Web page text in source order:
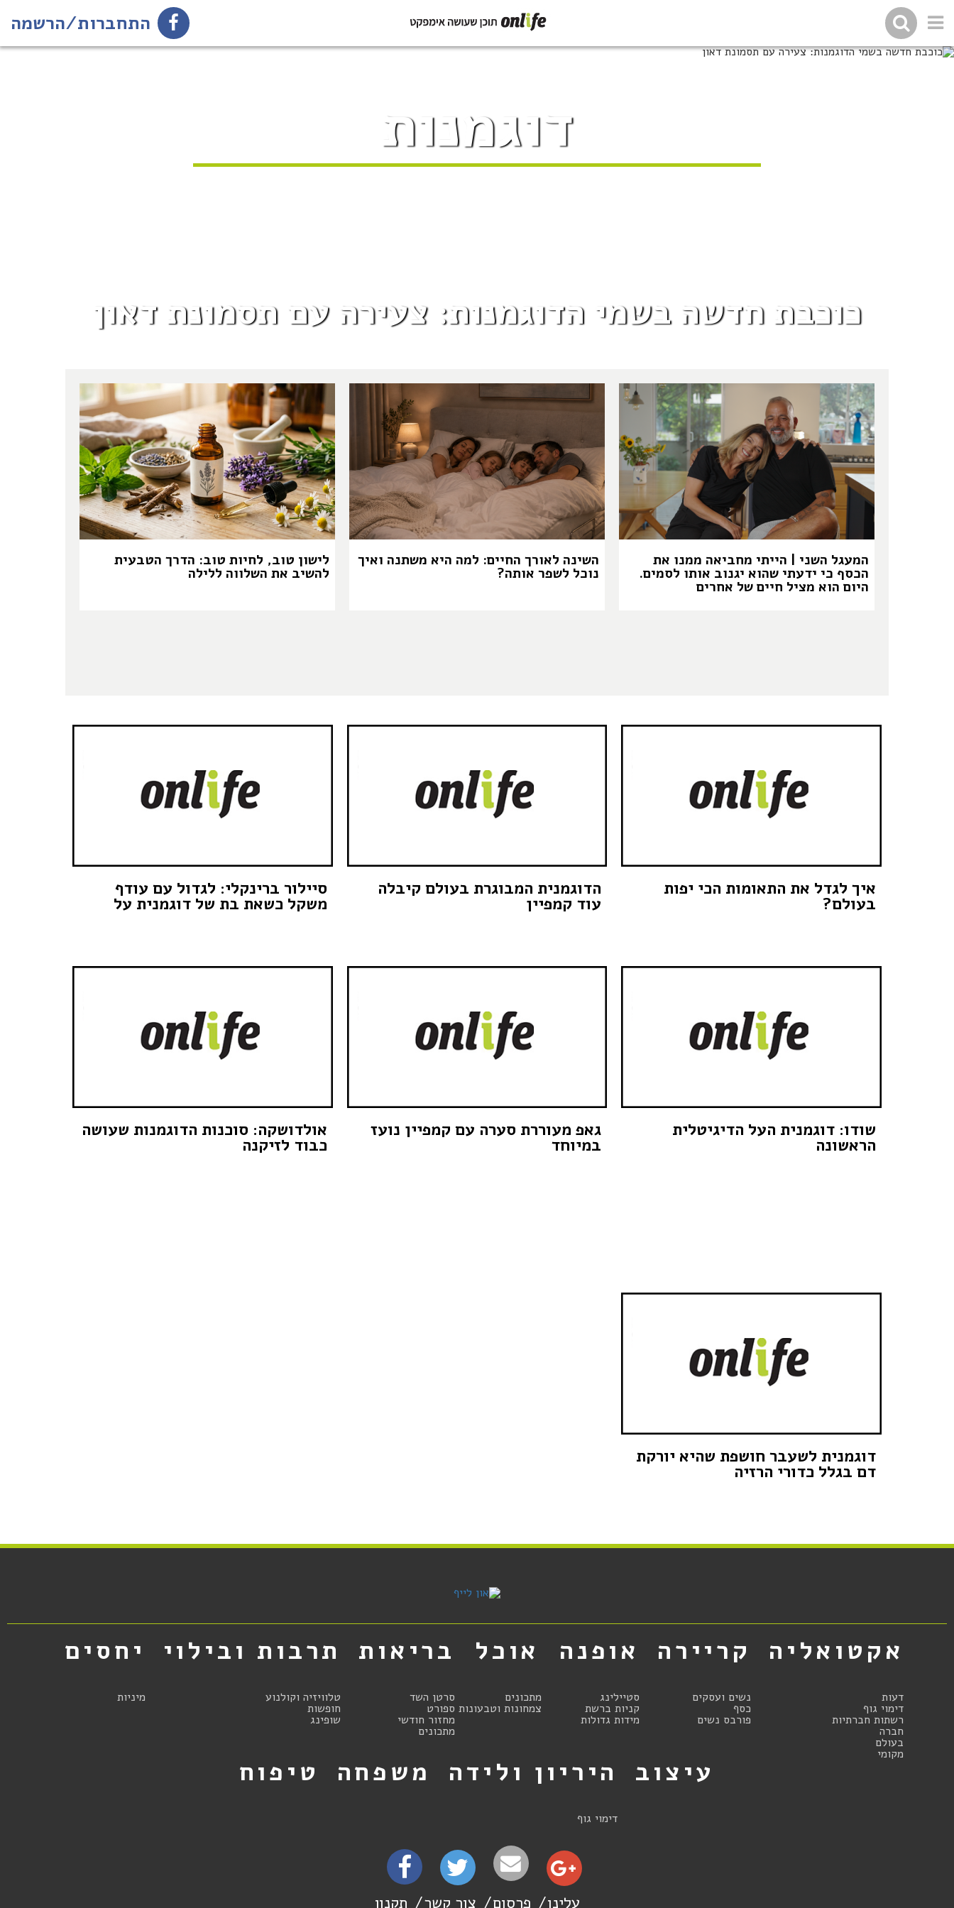
התחברות/הרשמה
דוגמנות
כוכבת חדשה בשמי הדוגמנות: צעירה עם תסמונת דאון
המעגל השני | הייתי מחביאה ממנו את
הכסף כי ידעתי שהוא יגנוב אותו לסמים.
היום הוא מציל חיים של אחרים
השינה לאורך החיים: למה היא משתנה ואיך
נוכל לשפר אותה?
לישון טוב, לחיות טוב: הדרך הטבעית
להשיב את השלווה ללילה
איך לגדל את התאומות הכי יפות
בעולם?
הדוגמנית המבוגרת בעולם קיבלה
עוד קמפיין
סיילור ברינקלי: לגדול עם עודף
משקל כשאת בת של דוגמנית על
שודו: דוגמנית העל הדיגיטלית
הראשונה
גאפ מעוררת סערה עם קמפיין נועז
במיוחד
אולדושקה: סוכנות הדוגמנות שעושה
כבוד לזיקנה
דוגמנית לשעבר חושפת שהיא יורקת
דם בגלל כדורי הרזיה
אקטואליה
דעות
דימוי גוף
רשתות חברתיות
חברה
בעולם
מקומי
קריירה
נשים ועסקים
כסף
פורבס נשים
אופנה
סטיילינג
קניות ברשת
מידות גדולות
אוכל
מתכונים
צמחונות וטבעונות
בריאות
סרטן השד
ספורט
מחזור חודשי
מתכונים
תרבות ובילוי
טלוויזיה וקולנוע
חופשות
שופינג
יחסים
מיניות
עיצוב היריון ולידה
דימוי גוף
משפחה טיפוח
עלינו פרסום צור קשר תקנון